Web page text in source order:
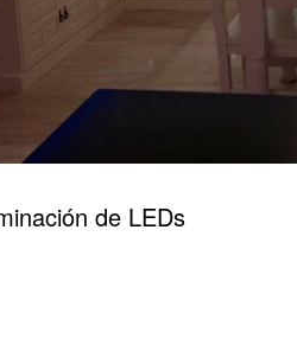
de LEDs